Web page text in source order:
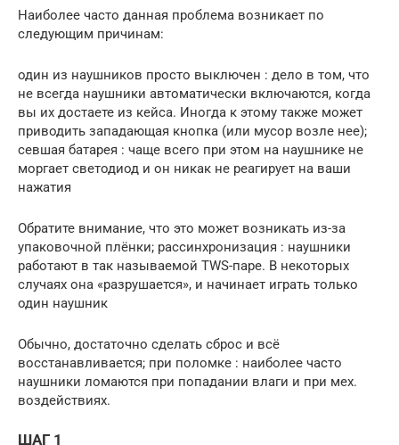
Наиболее часто данная проблема возникает по
следующим причинам:
один из наушников просто выключен : дело в том, что
не всегда наушники автоматически включаются, когда
вы их достаете из кейса. Иногда к этому также может
приводить западающая кнопка (или мусор возле нее);
севшая батарея : чаще всего при этом на наушнике не
моргает светодиод и он никак не реагирует на ваши
нажатия
Обратите внимание, что это может возникать из-за
упаковочной плёнки; рассинхронизация : наушники
работают в так называемой TWS-паре. В некоторых
случаях она «разрушается», и начинает играть только
один наушник
Обычно, достаточно сделать сброс и всё
восстанавливается; при поломке : наиболее часто
наушники ломаются при попадании влаги и при мех.
воздействиях.
ШАГ 1